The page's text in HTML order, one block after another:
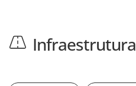
Infraestrutura